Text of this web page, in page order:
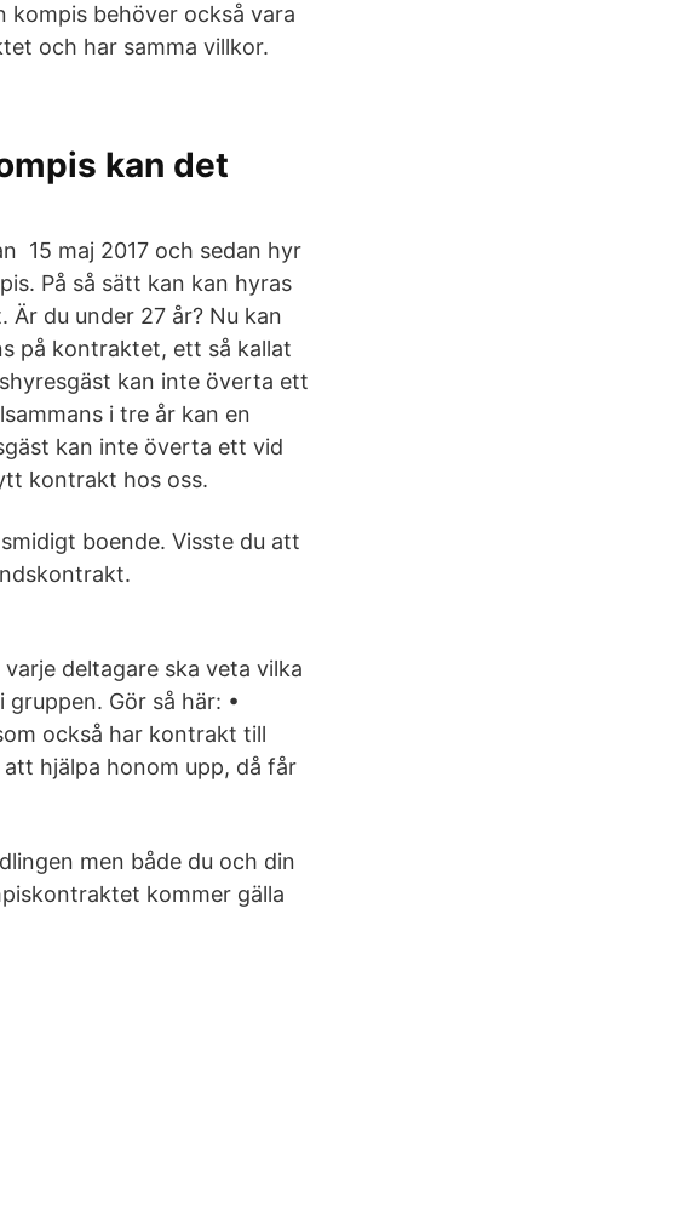
kompis behöver också vara
och har samma villkor.
kan det
15 maj 2017 och sedan hyr
På så sätt kan kan hyras
du under 27 år? Nu kan
på kontraktet, ett så kallat
kan inte överta ett
i tre år kan en
kan inte överta ett vid
kontrakt hos oss.
boende. Visste du att
deltagare ska veta vilka
Gör så här: •
också har kontrakt till
hjälpa honom upp, då får
men både du och din
kommer gälla